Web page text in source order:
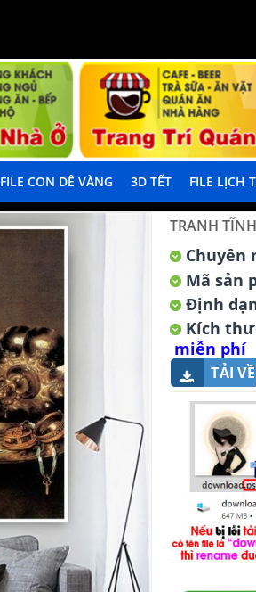
FILE CON DÊ VÀNG 3D TẾT FILE LỊCH
TRANH
Chuyên
Mã sản
Định
Kích
miễn phí
TẢI VỀ